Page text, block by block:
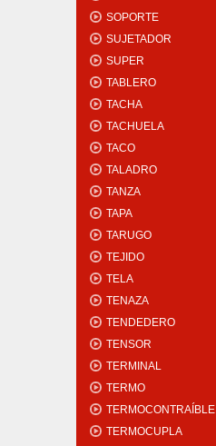
SOPORTE
SUJETADOR
SUPER
TABLERO
TACHA
TACHUELA
TACO
TALADRO
TANZA
TAPA
TARUGO
TEJIDO
TELA
TENAZA
TENDEDERO
TENSOR
TERMINAL
TERMO
TERMOCONTRAÍBLE
TERMOCUPLA